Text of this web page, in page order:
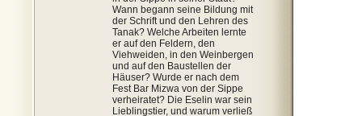
Wann begann seine Bildung mit
der Schrift und den Lehren des
Tanak? Welche Arbeiten lernte
er auf den Feldern, den
Viehweiden, in den Weinbergen
und auf den Baustellen der
Häuser? Wurde er nach dem
Fest Bar Mizwa von der Sippe
verheiratet? Die Eselin war sein
Lieblingstier, und warum verließ